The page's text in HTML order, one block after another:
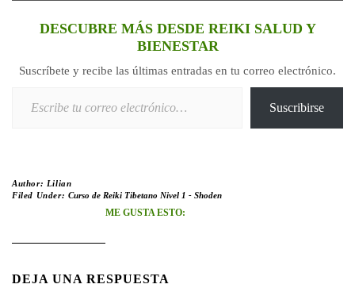
DESCUBRE MÁS DESDE REIKI SALUD Y
BIENESTAR
Suscríbete y recibe las últimas entradas en tu correo electrónico.
Suscribirse
Author: Lilian
Filed Under: Curso de Reiki Tibetano Nivel 1 - Shoden
ME GUSTA ESTO:
DEJA UNA RESPUESTA